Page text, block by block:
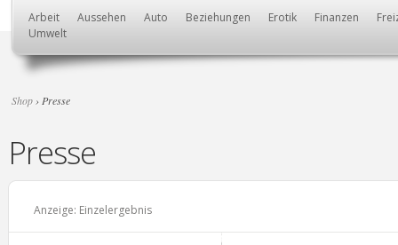
Arbeit Aussehen Auto Beziehungen Erotik Finanzen
Umwelt
Shop › Presse
Presse
Anzeige: Einzelergebnis